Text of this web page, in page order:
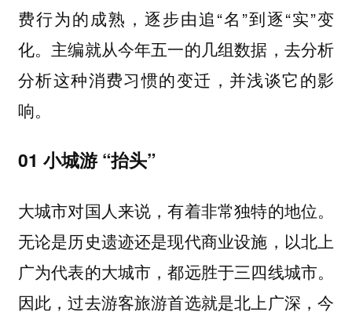
费行为的成熟，逐步由追“名”到逐“实”变
化。主编就从今年五一的几组数据，去分析
分析这种消费习惯的变迁，并浅谈它的影
响。
01 小城游 “抬头”
大城市对国人来说，有着非常独特的地位。
无论是历史遗迹还是现代商业设施，以北上
广为代表的大城市，都远胜于三四线城市。
因此，过去游客旅游首选就是北上广深，今